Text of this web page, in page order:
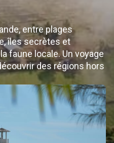
entre plages
îles secrètes et
faune locale. Un voyage
des régions hors